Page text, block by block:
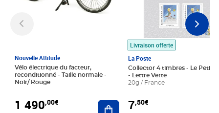
Nouvelle Attitude
Vélo électrique du facteur,
reconditionné - Taille normale -
Noir/ Rouge
1 490,00€ Ajouter au panier
Livraison offerte
La Poste
Collector 4 timbres - Le Petit
- Lettre Verte
20g / France
7,50€